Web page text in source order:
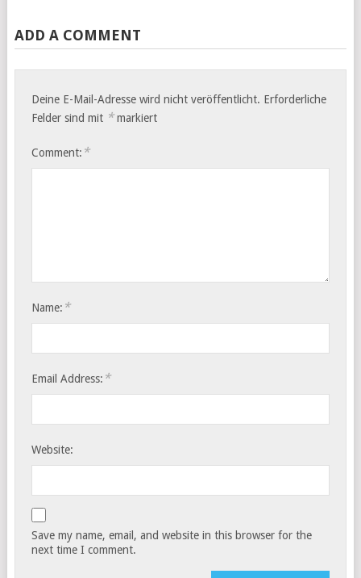
ADD A COMMENT
Deine E-Mail-Adresse wird nicht veröffentlicht. Erforderliche
Felder sind mit *markiert
Comment: *
Name: *
Email Address: *
Website:
Save my name, email, and website in this browser for the
next time I comment.